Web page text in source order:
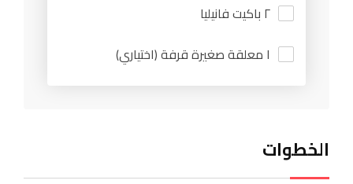
٢ باكيت فانيليا
١ معلقة صغيرة قرفة (اختياري)
الخطوات